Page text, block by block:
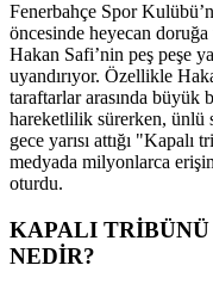
Fenerbahçe Spor
öncesinde heyecan doruğa
Hakan Safi’nin peş peşe
uyandırıyor. Özellikle
taraftarlar arasında
hareketlilik sürerken, ünlü
gece yarısı attığı
medyada milyonlarca
oturdu.
KAPALI
NEDİR?